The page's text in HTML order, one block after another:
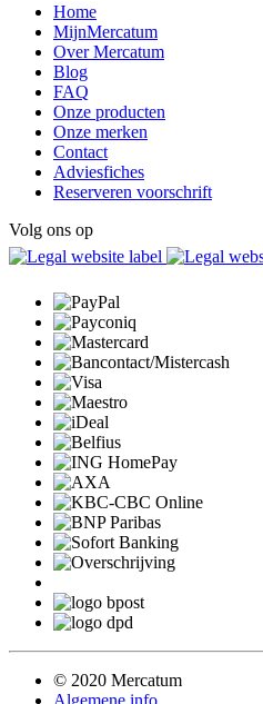
Home
MijnMercatum
Over Mercatum
Blog
FAQ
Onze producten
Onze merken
Contact
Adviesfiches
Reserveren voorschrift
Volg ons op
© 2020 Mercatum
Algemene info